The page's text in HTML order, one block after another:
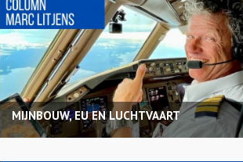
MIJNBOUW, EU EN LUCHTVAART